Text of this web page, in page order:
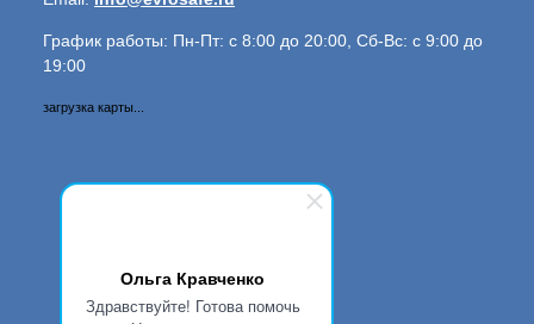
Ольга Кравченко
Здравствуйте! Готова помочь
График работы: Пн-Пт: с 8:00 до 20:00, Сб-Вс: с 9:00 до
19:00
загрузка карты...